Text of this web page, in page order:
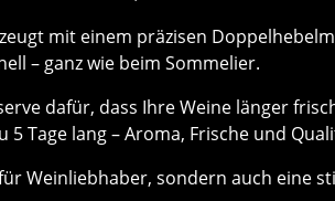
mit einem präzisen
– ganz wie beim Sommelier.
dafür, dass Ihre Weine länger
5 Tage lang – Aroma, Frische und
Weinliebhaber, sondern auch eine